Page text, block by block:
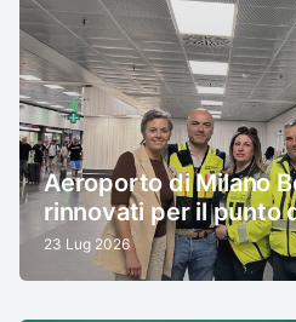
Aeroporto di Milano
rinnovati per il punto
23 Lug 2026